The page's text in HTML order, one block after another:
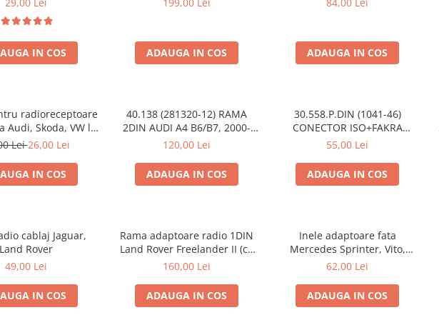
IN COS ADAUGA IN COS ADAUGA IN COS
radioreceptoare
Audi, Skoda, VW la
ISO
Lei26,00 Lei
IN COS
40.138 (281320-12) RAMA
2DIN AUDI A4 B6/B7, 2000-
2009
120,00 Lei
ADAUGA IN COS
30.558.P.DIN (1041-46)
CONECTOR ISO+FAKRA
CITROEN, 2003>
55,00 Lei
ADAUGA IN COS
cablaj Jaguar,
Land Rover
49,00 Lei
IN COS
Rama adaptoare radio 1DIN
Land Rover Freelander II (cu
buzunar)
160,00 Lei
ADAUGA IN COS
Inele adaptoare fata
Mercedes Sprinter, Vito,
Viano, 271190-18
62,00 Lei
ADAUGA IN COS